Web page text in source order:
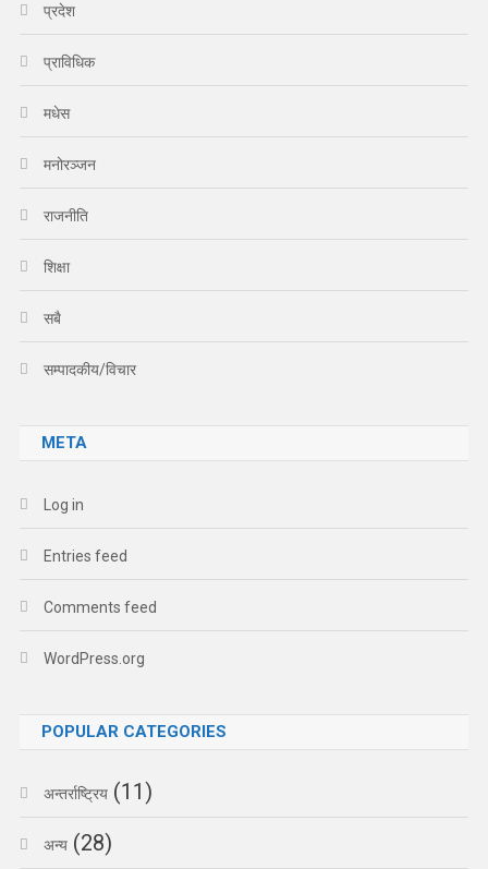
प्रदेश
प्राविधिक
मधेस
मनोरञ्जन
राजनीति
शिक्षा
सबै
सम्पादकीय/विचार
META
Log in
Entries feed
Comments feed
WordPress.org
POPULAR CATEGORIES
अन्तर्राष्ट्रिय(11)
अन्य(28)